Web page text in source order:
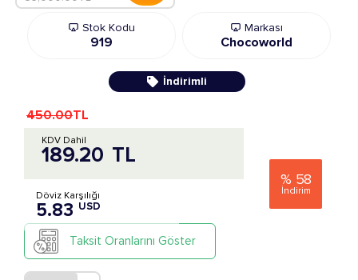
Stok Kodu
919
Markası
Chocoworld
İndirimli
% 58
İndirim
450.00TL
189.20 TL
KDV Dahil
Döviz Karşılığı
5.83 USD
Taksit Oranlarını Göster